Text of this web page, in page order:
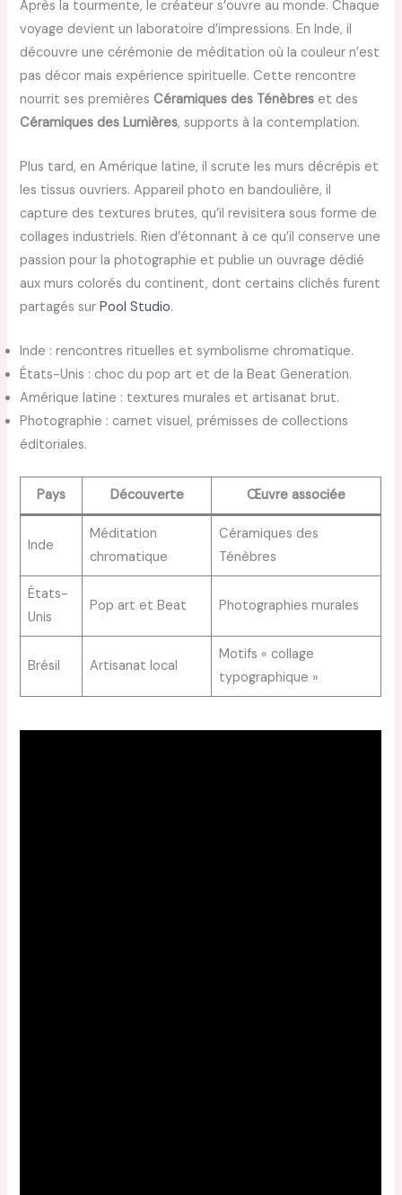
Après la tourmente, le créateur s’ouvre au monde. Chaque
voyage devient un laboratoire d’impressions. En Inde, il
découvre une cérémonie de méditation où la couleur n’est
pas décor mais expérience spirituelle. Cette rencontre
nourrit ses premièresCéramiques des Ténèbres et des
Céramiques des Lumières, supports à la contemplation.
Plus tard, en Amérique latine, il scrute les murs décrépis et
les tissus ouvriers. Appareil photo en bandoulière, il
capture des textures brutes, qu’il revisitera sous forme de
collages industriels. Rien d’étonnant à ce qu’il conserve une
passion pour la photographie et publie un ouvrage dédié
aux murs colorés du continent, dont certains clichés furent
partagés surPool Studio.
Inde : rencontres rituelles et symbolisme chromatique.
États-Unis : choc du pop art et de la Beat Generation.
Amérique latine : textures murales et artisanat brut.
Photographie : carnet visuel, prémisses de collections
éditoriales.
Pays Découverte Œuvre associée
Inde
Méditation
chromatique
Céramiques des
Ténèbres
États-
Unis
Pop art et Beat Photographies murales
Brésil Artisanat local
Motifs « collage
typographique »